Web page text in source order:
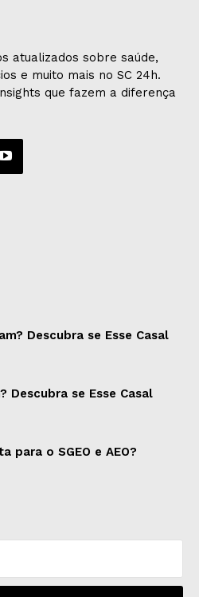
atualizados sobre saúde,
e muito mais no SC 24h.
que fazem a diferença
Descubra se Esse Casal
Descubra se Esse Casal
para o SGEO e AEO?